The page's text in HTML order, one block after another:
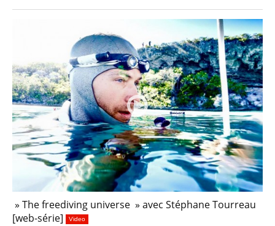
» The freediving universe » avec Stéphane Tourreau
[web-série]
Video